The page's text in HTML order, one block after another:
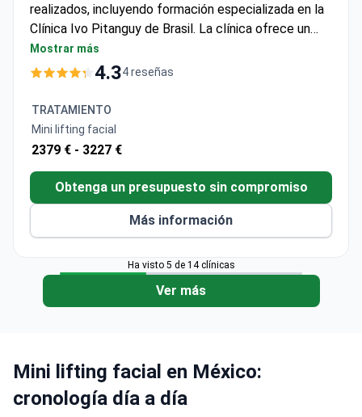
realizados, incluyendo formación especializada en la
Clínica Ivo Pitanguy de Brasil. La clínica ofrece un
paquete de mini estiramiento facial con un costo
aproximado de $3,900, que generalmente cubre la
pruebas preoperatorias, medicamentos y transporte.
Certificado y miembro del Consejo Mexicano de
Cirugía Plástica, el Dr. Ayala trabaja en una instalación
cerca de la frontera con los EE. UU.
Mostrar más
4.34 reseñas
TRATAMIENTO
Mini lifting facial
2379 € - 3227 €
Obtenga un presupuesto sin compromiso
Más información
Ha visto 5 de 14 clínicas
Ver más
Mini lifting facial en México:
cronología día a día